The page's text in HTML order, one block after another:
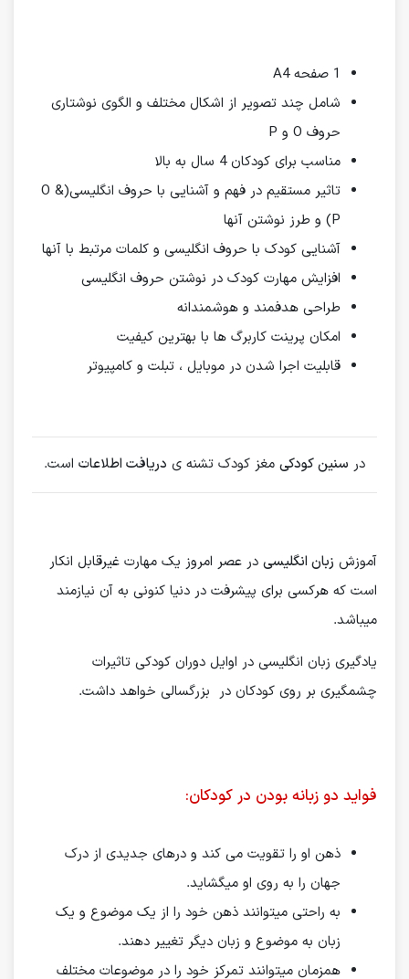
1 صفحه A4
شامل چند تصویر از اشکال مختلف و الگوی نوشتاری
حروف O و P
مناسب برای کودکان 4 سال به بالا
تاثیر مستقیم در فهم و آشنایی با حروف انگلیسی(O &
P) و طرز نوشتن آنها
آشنایی کودک با حروف انگلیسی و کلمات مرتبط با آنها
افزایش مهارت کودک در نوشتن حروف انگلیسی
طراحی هدفمند و هوشمندانه
امکان پرینت کاربرگ ها با بهترین کیفیت
قابلیت اجرا شدن در موبایل ، تبلت و کامپیوتر
در سنین کودکی مغز کودک تشنه ی دریافت اطلاعات است.
آموزش زبان انگلیسی در عصر امروز یک مهارت غیرقابل انکار
است که هرکسی برای پیشرفت در دنیا کنونی به آن نیازمند
میباشد.
یادگیری زبان انگلیسی در اوایل دوران کودکی تاثیرات
چشمگیری بر روی کودکان در بزرگسالی خواهد داشت.
فواید دو زبانه بودن در کودکان:
ذهن او را تقویت می کند و درهای جدیدی از درک
جهان را به روی او میگشاید.
به راحتی میتوانند ذهن خود را از یک موضوع و یک
زبان به موضوع و زبان دیگر تغییر دهند.
همزمان میتوانند تمرکز خود را در موضوعات مختلف